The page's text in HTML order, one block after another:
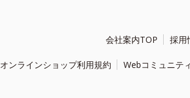
会社案内TOP 採用
オンラインショップ利用規約 Webコミュニテ